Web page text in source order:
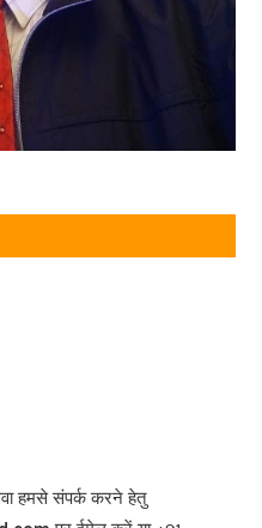
हमसे संपर्क करने हेतु